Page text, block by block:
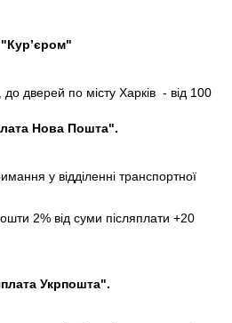
"Кур’єром"
дверей по місту Харків - від 100
Нова Пошта".
у відділенні транспортної
2% від суми післяплати +20
Укрпошта".